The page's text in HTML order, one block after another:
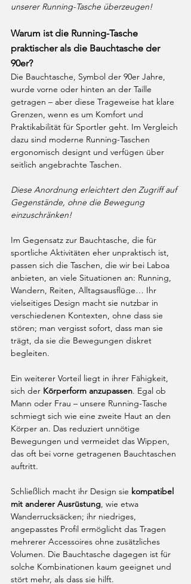
unserer Running-Tasche überzeugen!
Warum ist die Running-Tasche
praktischer als die Bauchtasche der
90er?
Die Bauchtasche, Symbol der 90er Jahre,
wurde vorne oder hinten an der Taille
getragen – aber diese Trageweise hat klare
Grenzen, wenn es um Komfort und
Praktikabilität für Sportler geht. Im Vergleich
dazu sind moderne Running-Taschen
ergonomisch designt und verfügen über
seitlich angebrachte Taschen.
Diese Anordnung erleichtert den Zugriff auf
Gegenstände, ohne die Bewegung
einzuschränken!
Im Gegensatz zur Bauchtasche, die für
sportliche Aktivitäten eher unpraktisch ist,
passen sich die Taschen, die wir bei Laboa
anbieten, an viele Situationen an: Running,
Wandern, Reiten, Alltagsausflüge… Ihr
vielseitiges Design macht sie nutzbar in
verschiedenen Kontexten, ohne dass sie
stören; man vergisst sofort, dass man sie
trägt, da sie die Bewegungen diskret
begleiten.
Ein weiterer Vorteil liegt in ihrer Fähigkeit,
sich der Körperform anzupassen. Egal ob
Mann oder Frau – unsere Running-Tasche
schmiegt sich wie eine zweite Haut an den
Körper an. Das reduziert unnötige
Bewegungen und vermeidet das Wippen,
das oft bei vorne getragenen Bauchtaschen
auftritt.
Schließlich macht ihr Design sie kompatibel
mit anderer Ausrüstung , wie etwa
Wanderrucksäcken; ihr niedriges,
angepasstes Profil ermöglicht das Tragen
mehrerer Accessoires ohne zusätzliches
Volumen. Die Bauchtasche dagegen ist für
solche Kombinationen kaum geeignet und
stört mehr, als dass sie hilft.